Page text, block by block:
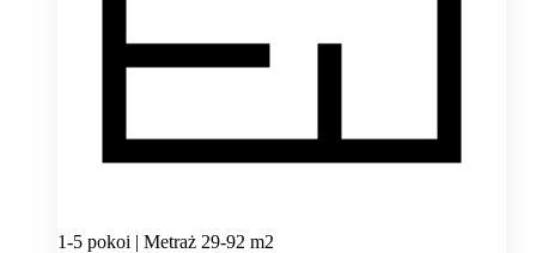
1-5 pokoi | Metraż 29-92 m2